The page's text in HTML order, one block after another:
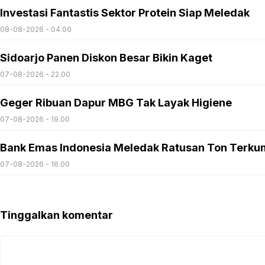
Investasi Fantastis Sektor Protein Siap Meledak
08-08-2026 - 04.00
Sidoarjo Panen Diskon Besar Bikin Kaget
07-08-2026 - 22.00
Geger Ribuan Dapur MBG Tak Layak Higiene
07-08-2026 - 19.00
Bank Emas Indonesia Meledak Ratusan Ton
07-08-2026 - 16.00
Tinggalkan komentar